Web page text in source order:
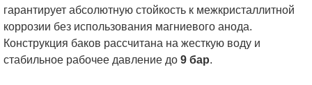
гарантирует абсолютную стойкость к межкристаллитной
коррозии без использования магниевого анода.
Конструкция баков рассчитана на жесткую воду и
стабильное рабочее давление до 9 бар.